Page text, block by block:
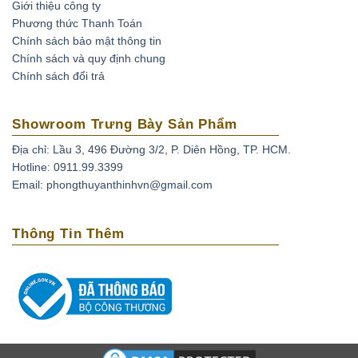
tâm hồn luôn sáng trong cuộc sống đầy khó khăn, mỏi mệt.
Với tình yêu, Sapphire là lời thề nguyền thuỷ chung, niềm
tin và hy vọng trong một cuộc tình. Đây là loại đá quý mang
lại niềm vui, sự thịnh vượng và bình an.
Cùng thuộc họ Corundum, không chỉ riêng Ruby mà cả
Sapphire đều sở hữu độ cứng 9 ở trên thang Mohs, chỉ
đứng sau mỗi kim cương. Sapphire là viên đá quý, bền
vững trên thế giới này.
Vệ sinh đá Sapphire:vệ sinh trong nước xà phòng ấm.
Giới thiệu công ty
Phương thức Thanh Toán
Chính sách bảo mật thông tin
Chính sách và quy định chung
Chính sách đổi trả
Showroom Trưng Bày Sản Phẩm
Địa chỉ: Lầu 3, 496 Đường 3/2, P. Diên Hồng, TP. HCM.
Hotline: 0911.99.3399
Email: phongthuyanthinhvn@gmail.com
Thông Tin Thêm